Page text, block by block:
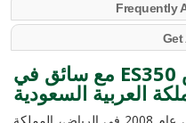
Frequently
Get
استئجار سيارة لكزس ES350 مع سائق في
العربية السعودية